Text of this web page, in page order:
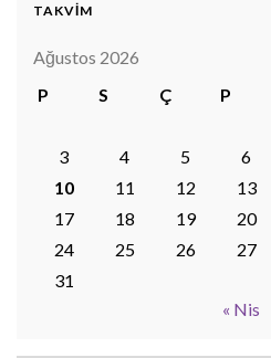
TAKVİM
Ağustos 2026
P
S Ç P
3
4 5 6
10
11 12 13
17
18 19 20
24
25 26 27
31
« Nis